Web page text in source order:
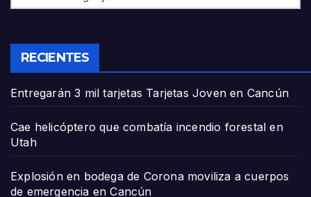
RECIENTES
Entregarán 3 mil tarjetas Tarjetas Joven en Cancún
Cae helicóptero que combatía incendio forestal en
Utah
Explosión en bodega de Corona moviliza a cuerpos
de emergencia en Cancún